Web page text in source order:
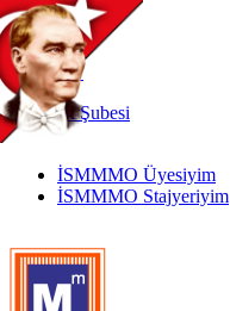
TR
|
EN
İnternetŞubesi
İSMMMO Üyesiyim
İSMMMO Stajyeriyim